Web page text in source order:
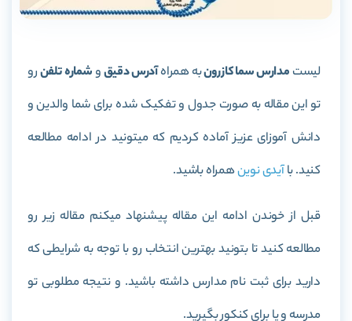
لیست مدارس سما کازرونبه همراهآدرس دقیقوشماره تلفنرو
تو این مقاله به صورت جدول و تفکیک شده برای شما والدین و
دانش آموزای عزیز آماده کردیم که میتونید در ادامه مطالعه
کنید. باآیدی نوینهمراه باشید.
قبل از خوندن ادامه این مقاله پیشنهاد میکنم مقاله زیر رو
مطالعه کنید تا بتونید بهترین انتخاب رو با توجه به شرایطی که
دارید برای ثبت نام مدارس داشته باشید. و نتیجه مطلوبی تو
مدرسه و یا برای کنکور بگیرید.